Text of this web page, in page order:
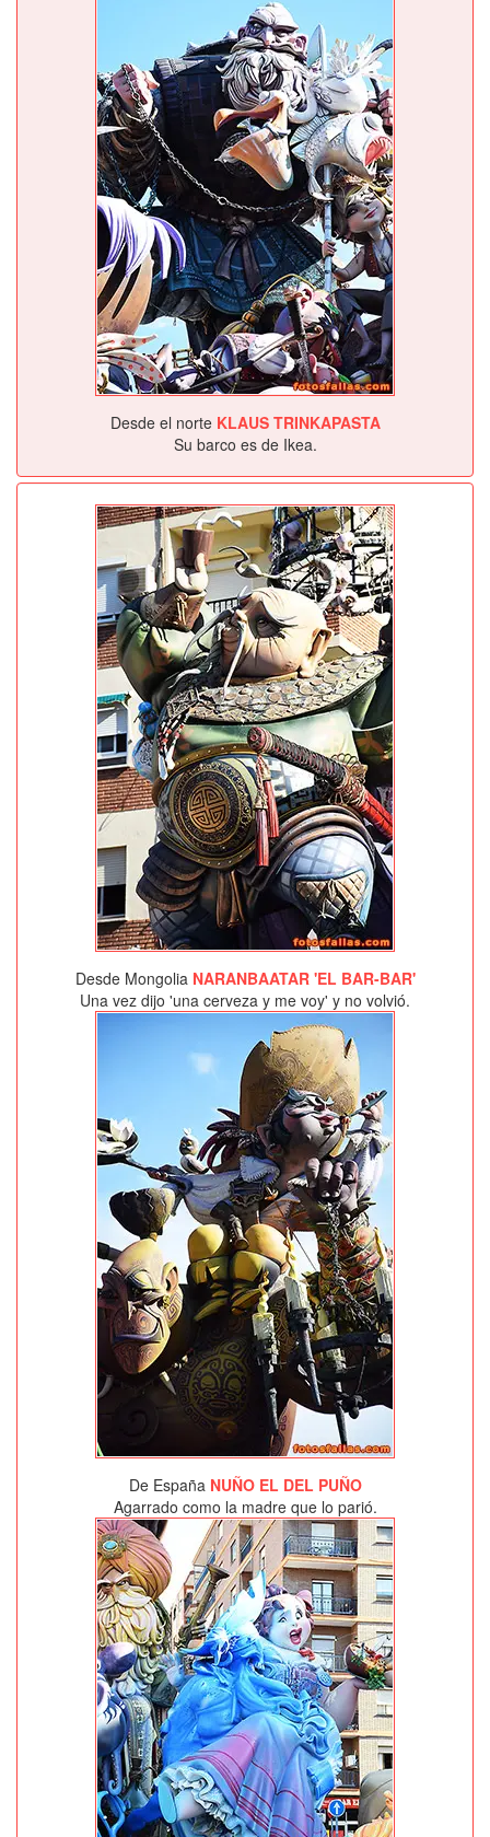
Desde el norte KLAUS TRINKAPASTA
Su barco es de Ikea.
Desde Mongolia NARANBAATAR 'EL BAR-BAR'
Una vez dijo 'una cerveza y me voy' y no volvió.
De España NUÑO EL DEL PUÑO
Agarrado como la madre que lo parió.